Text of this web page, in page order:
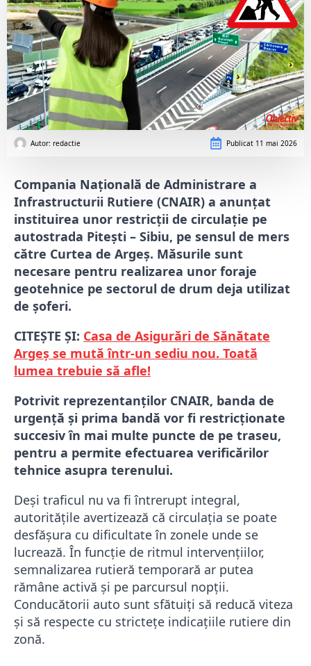
Autor: redactie Publicat 11 mai 2026
Compania Națională de Administrare a
Infrastructurii Rutiere (CNAIR) a anunțat
instituirea unor restricții de circulație pe
autostrada Pitești – Sibiu, pe sensul de mers
către Curtea de Argeș. Măsurile sunt
necesare pentru realizarea unor foraje
geotehnice pe sectorul de drum deja utilizat
de șoferi.
CITEȘTE ȘI: Casa de Asigurări de Sănătate
Argeș se mută într-un sediu nou. Toată
lumea trebuie să afle!
Potrivit reprezentanților CNAIR, banda de
urgență și prima bandă vor fi restricționate
succesiv în mai multe puncte de pe traseu,
pentru a permite efectuarea verificărilor
tehnice asupra terenului.
Deși traficul nu va fi întrerupt integral,
autoritățile avertizează că circulația se poate
desfășura cu dificultate în zonele unde se
lucrează. În funcție de ritmul intervențiilor,
semnalizarea rutieră temporară ar putea
rămâne activă și pe parcursul nopții.
Conducătorii auto sunt sfătuiți să reducă viteza
și să respecte cu strictețe indicațiile rutiere din
zonă.